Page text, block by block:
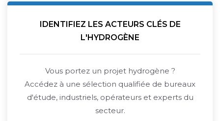
IDENTIFIEZ LES ACTEURS CLÉS DE
L'HYDROGÈNE
Vous portez un projet hydrogène ?
Accédez à une sélection qualifiée de bureaux
d'étude, industriels, opérateurs et experts du
secteur.